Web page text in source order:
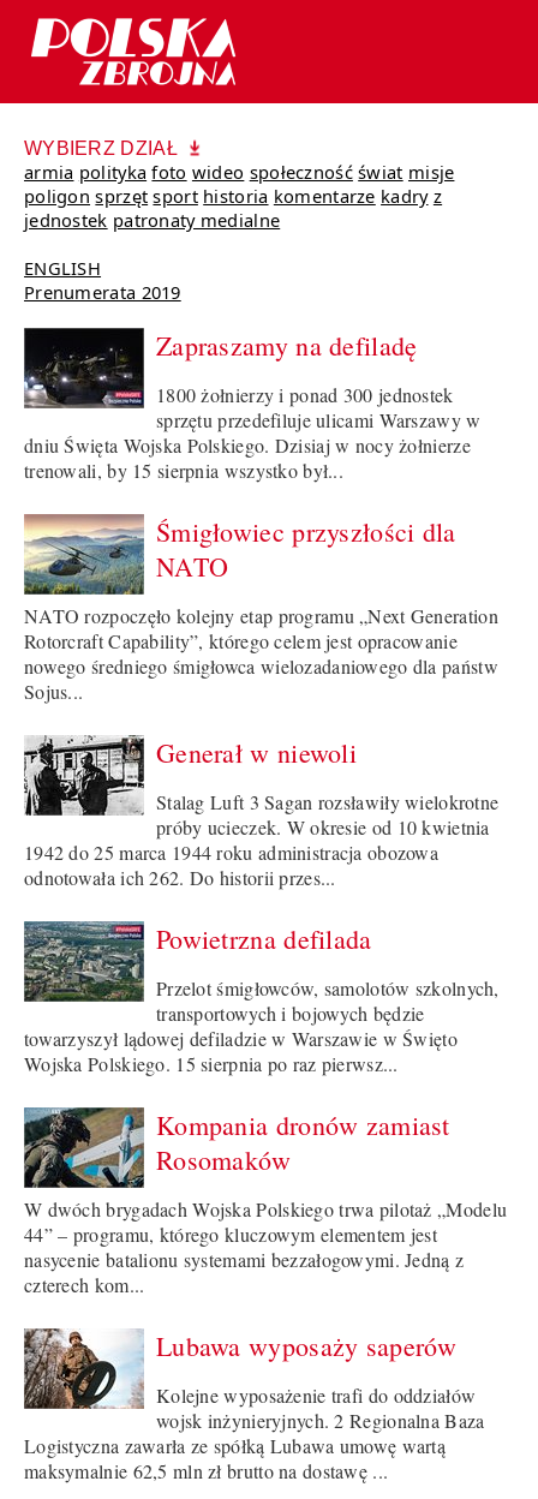
WYBIERZ DZIAŁ
armia polityka foto wideo społeczność świat misje
poligon sprzęt sport historia komentarze kadry z
jednostek patronaty medialne
ENGLISH
Prenumerata 2019
Zapraszamy na defiladę
1800 żołnierzy i ponad 300 jednostek
sprzętu przedefiluje ulicami Warszawy w
dniu Święta Wojska Polskiego. Dzisiaj w nocy żołnierze
trenowali, by 15 sierpnia wszystko był...
Śmigłowiec przyszłości dla
NATO
NATO rozpoczęło kolejny etap programu „Next Generation
Rotorcraft Capability”, którego celem jest opracowanie
nowego średniego śmigłowca wielozadaniowego dla państw
Sojus...
Generał w niewoli
Stalag Luft 3 Sagan rozsławiły wielokrotne
próby ucieczek. W okresie od 10 kwietnia
1942 do 25 marca 1944 roku administracja obozowa
odnotowała ich 262. Do historii przes...
Powietrzna defilada
Przelot śmigłowców, samolotów szkolnych,
transportowych i bojowych będzie
towarzyszył lądowej defiladzie w Warszawie w Święto
Wojska Polskiego. 15 sierpnia po raz pierwsz...
Kompania dronów zamiast
Rosomaków
W dwóch brygadach Wojska Polskiego trwa pilotaż „Modelu
44” – programu, którego kluczowym elementem jest
nasycenie batalionu systemami bezzałogowymi. Jedną z
czterech kom...
Lubawa wyposaży saperów
Kolejne wyposażenie trafi do oddziałów
wojsk inżynieryjnych. 2 Regionalna Baza
Logistyczna zawarła ze spółką Lubawa umowę wartą
maksymalnie 62,5 mln zł brutto na dostawę ...